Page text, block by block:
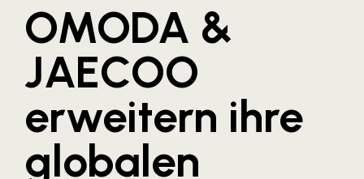
Meldungen
AKTUELLES
ALEX Krems
Amazon Web Services
OMODA &
JAECOO
erweitern ihre
globalen